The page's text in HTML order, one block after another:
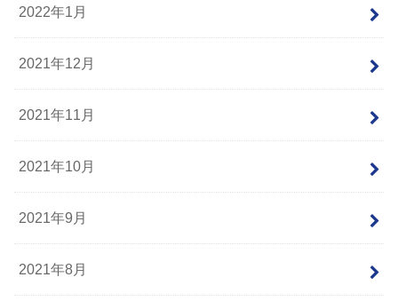
2022年1月
2021年12月
2021年11月
2021年10月
2021年9月
2021年8月